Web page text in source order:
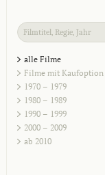
alle Filme
Filme mit Kaufoption
1970 – 1979
1980 – 1989
1990 – 1999
2000 – 2009
ab 2010